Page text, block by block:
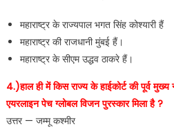
महाराष्ट्र के राज्यपाल भगत सिंह कोश्यारी हैं
महाराष्ट्र की राजधानी मुंबई हैं।
महाराष्ट्र के सीएम उद्धव ठाकरे हैं।
4.)हाल ही में किस राज्य के हाईकोर्ट की पूर्व मुख्य
एयरलाइन पेच ग्लोबल विजन पुरस्कार मिला है ?
उत्तर — जम्मू कश्मीर